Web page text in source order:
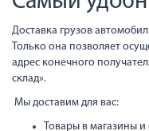
Доставка грузов
Только она позволяет
адрес конечного
склад».
Мы доставим для вас:
Товары в магазины